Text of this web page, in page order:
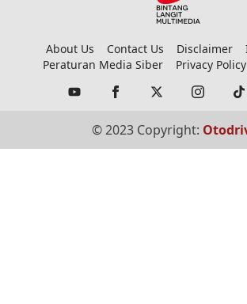
About Us Contact Us Disclaimer
Peraturan Media Siber
Privacy Policy
© 2023 Copyright: